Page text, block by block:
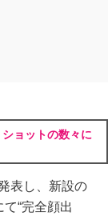
ョットの数々に
表し、新設の
“完全顔出